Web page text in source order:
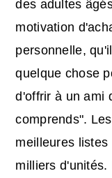
des adultes
motivation
personnelle,
quelque chose
d'offrir à un ami
comprends".
meilleures
milliers d'unités.